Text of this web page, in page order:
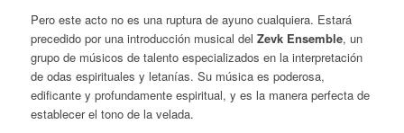
Pero este acto no es una ruptura de ayuno cualquiera. Estará
precedido por una introducción musical del Zevk Ensemble, un
grupo de músicos de talento especializados en la interpretación
de odas espirituales y letanías. Su música es poderosa,
edificante y profundamente espiritual, y es la manera perfecta de
establecer el tono de la velada.